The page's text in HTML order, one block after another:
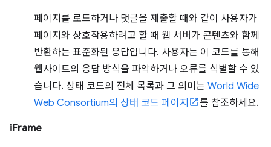
페이지를 로드하거나 댓글을 제출할 때와 같이 사용자가
페이지와 상호작용하려고 할 때 웹 서버가 콘텐츠와 함께
반환하는 표준화된 응답입니다. 사용자는 이 코드를 통해
웹사이트의 응답 방식을 파악하거나 오류를 식별할 수 있
습니다. 상태 코드의 전체 목록과 그 의미는 World Wide
Web Consortium의 상태 코드 페이지
를 참조하세요.
iFrame